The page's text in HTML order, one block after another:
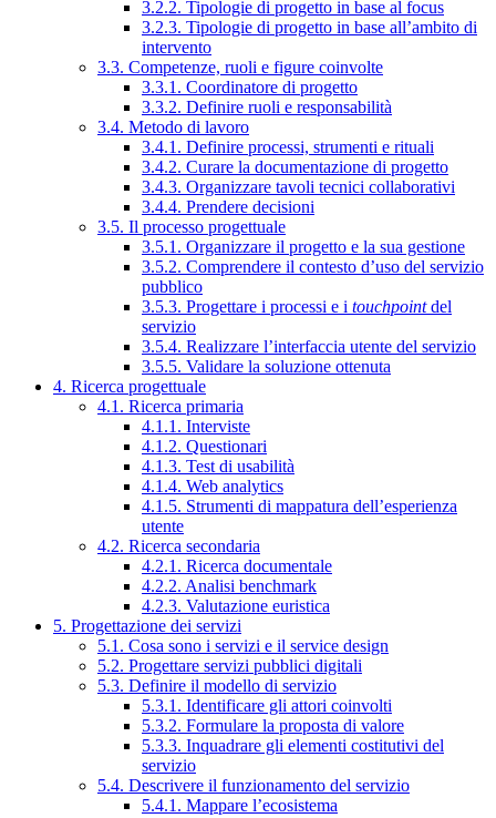
3.2.2. Tipologie di progetto in base al focus
3.2.3. Tipologie di progetto in base all’ambito di
intervento
3.3. Competenze, ruoli e figure coinvolte
3.3.1. Coordinatore di progetto
3.3.2. Definire ruoli e responsabilità
3.4. Metodo di lavoro
3.4.1. Definire processi, strumenti e rituali
3.4.2. Curare la documentazione di progetto
3.4.3. Organizzare tavoli tecnici collaborativi
3.4.4. Prendere decisioni
3.5. Il processo progettuale
3.5.1. Organizzare il progetto e la sua gestione
3.5.2. Comprendere il contesto d’uso del servizio
pubblico
3.5.3. Progettare i processi e i touchpointdel
servizio
3.5.4. Realizzare l’interfaccia utente del servizio
3.5.5. Validare la soluzione ottenuta
4. Ricerca progettuale
4.1. Ricerca primaria
4.1.1. Interviste
4.1.2. Questionari
4.1.3. Test di usabilità
4.1.4. Web analytics
4.1.5. Strumenti di mappatura dell’esperienza
utente
4.2. Ricerca secondaria
4.2.1. Ricerca documentale
4.2.2. Analisi benchmark
4.2.3. Valutazione euristica
5. Progettazione dei servizi
5.1. Cosa sono i servizi e il service design
5.2. Progettare servizi pubblici digitali
5.3. Definire il modello di servizio
5.3.1. Identificare gli attori coinvolti
5.3.2. Formulare la proposta di valore
5.3.3. Inquadrare gli elementi costitutivi del
servizio
5.4. Descrivere il funzionamento del servizio
5.4.1. Mappare l’ecosistema